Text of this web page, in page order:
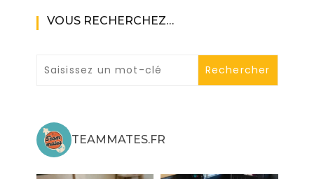
VOUS RECHERCHEZ…
TEAMMATES.FR